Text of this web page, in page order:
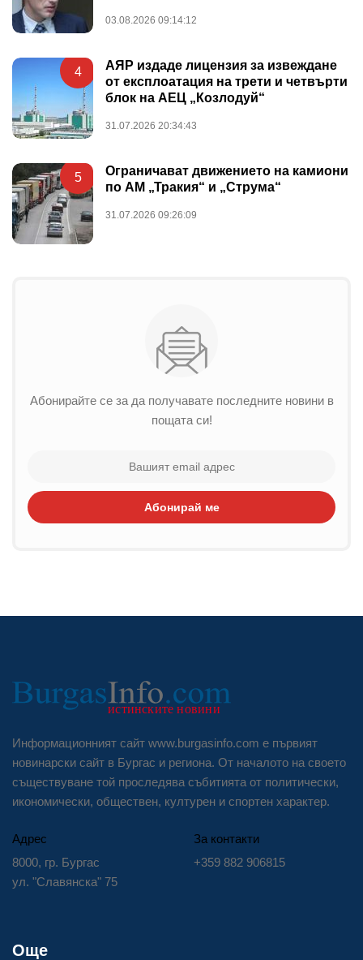
03.08.2026 09:14:12
4
АЯР издаде лицензия за извеждане
от експлоатация на трети и четвърти
блок на АЕЦ „Козлодуй“
31.07.2026 20:34:43
5
Ограничават движението на камиони
по АМ „Тракия“ и „Струма“
31.07.2026 09:26:09
Абонирайте се за да получавате последните новини в
пощата си!
Абонирай ме
Информационният сайт www.burgasinfo.com е първият
новинарски сайт в Бургас и региона. От началото на своето
съществуване той проследява събитията от политически,
икономически, обществен, културен и спортен характер.
Адрес
8000, гр. Бургас
ул. "Славянска" 75
За контакти
+359 882 906815
Още